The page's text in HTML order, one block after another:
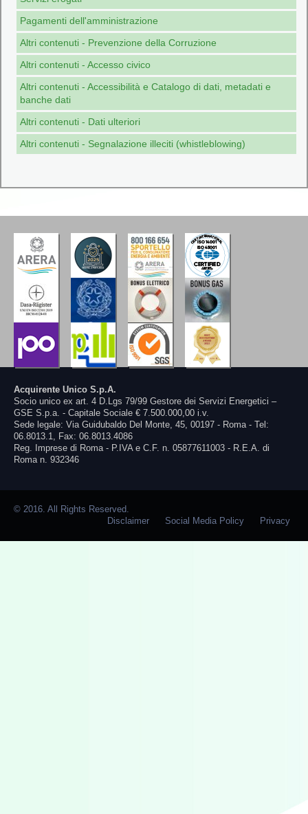
Pagamenti dell'amministrazione
Altri contenuti - Prevenzione della Corruzione
Altri contenuti - Accesso civico
Altri contenuti - Accessibilità e Catalogo di dati, metadati e
banche dati
Altri contenuti - Dati ulteriori
Altri contenuti - Segnalazione illeciti (whistleblowing)
Acquirente Unico S.p.A.
Socio unico ex art. 4 D.Lgs 79/99 Gestore dei Servizi Energetici –
GSE S.p.a. - Capitale Sociale € 7.500.000,00 i.v.
Sede legale: Via Guidubaldo Del Monte, 45, 00197 - Roma - Tel:
06.8013.1, Fax: 06.8013.4086
Reg. Imprese di Roma - P.IVA e C.F. n. 05877611003 - R.E.A. di
Roma n. 932346
© 2016. All Rights Reserved.
Disclaimer
Social Media Policy Privacy